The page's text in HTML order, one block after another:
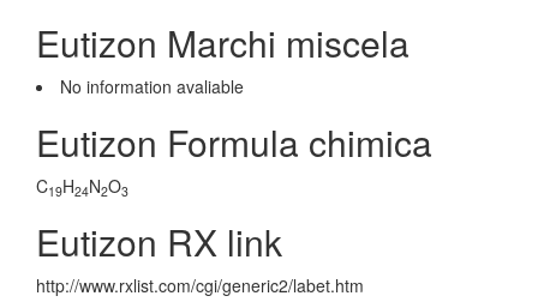
Eutizon Marchi miscela
No information avaliable
Eutizon Formula chimica
C19H24N2O3
Eutizon RX link
http://www.rxlist.com/cgi/generic2/labet.htm